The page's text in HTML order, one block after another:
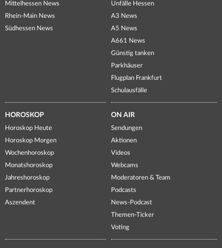
Mittelhessen News
Rhein-Main News
Südhessen News
Unfälle Hessen
A3 News
A5 News
A661 News
Günstig tanken
Parkhäuser
Flugplan Frankfurt
Schulausfälle
HOROSKOP
Horoskop Heute
Horoskop Morgen
Wochenhoroskop
Monatshoroskop
Jahreshoroskop
Partnerhoroskop
Aszendent
ON AIR
Sendungen
Aktionen
Videos
Webcams
Moderatoren & Team
Podcasts
News-Podcast
Themen-Ticker
Voting